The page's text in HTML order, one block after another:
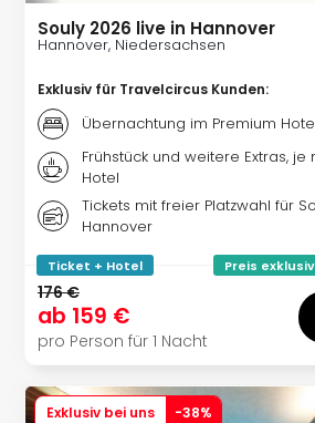
Souly 2026 live in Hannover
Hannover, Niedersachsen
Exklusiv für Travelcircus Kunden:
Übernachtung im Premium
Frühstück und weitere Extras,
Hotel
Tickets mit freier Platzwahl für
Hannover
Ticket + Hotel Preis
176 €
ab 159 €
pro Person für 1 Nacht
Exklusiv bei uns -38%